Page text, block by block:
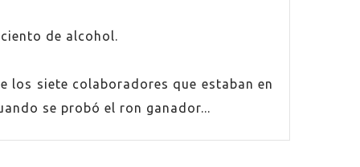
de alcohol.
los siete colaboradores que estaban en
se probó el ron ganador...